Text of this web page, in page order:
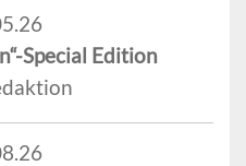
Special Edition